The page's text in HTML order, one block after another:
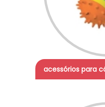
acessórios para